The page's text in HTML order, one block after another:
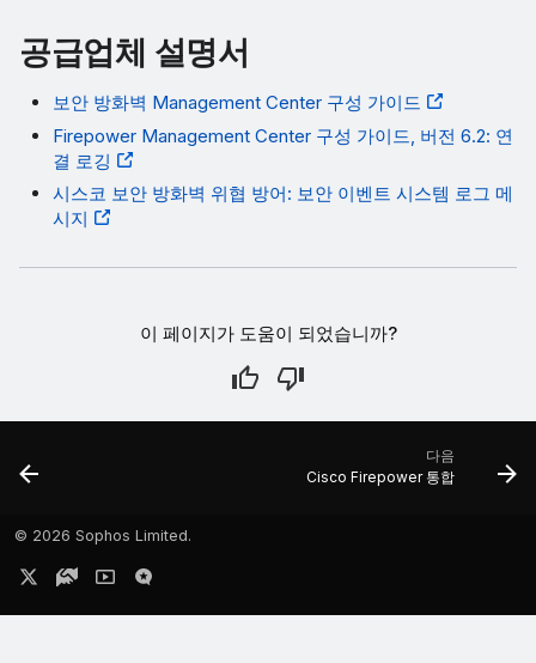
공급업체 설명서
보안 방화벽 Management Center 구성 가이드
Firepower Management Center 구성 가이드, 버전 6.2: 연
결 로깅
시스코 보안 방화벽 위협 방어: 보안 이벤트 시스템 로그 메
시지
이 페이지가 도움이 되었습니까?
다음
Cisco Firepower 통합
© 2026 Sophos Limited.